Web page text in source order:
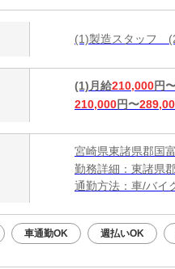
(1)製造スタッフ
(1)月給210,000円
210,000円〜
宮崎県東諸県郡国
勤務詳細：東諸県
通勤方法：車/バイ
※国富スマートIC
※蓮ヶ池駅から車
車通勤OK 週払いOK